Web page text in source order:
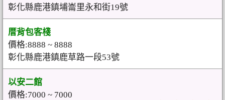
彰化縣鹿港鎮埔崙里永和街19號
厝背包客棧
價格:8888 ~ 8888
彰化縣鹿港鎮鹿草路一段53號
以安二館
價格:7000 ~ 7000